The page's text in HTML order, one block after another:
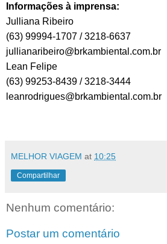
Informações à imprensa:
Julliana Ribeiro
(63) 99994-1707 / 3218-6637
jullianaribeiro@brkambiental.com.br
Lean Felipe
(63) 99253-8439 / 3218-3444
leanrodrigues@brkambiental.com.br
MELHOR VIAGEM at 10:25
Compartilhar
Nenhum comentário:
Postar um comentário